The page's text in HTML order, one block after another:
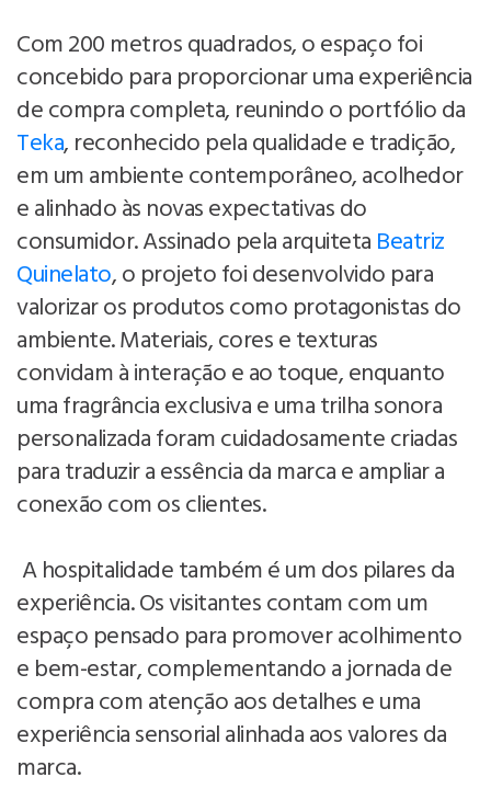
Com 200 metros quadrados, o espaço foi
concebido para proporcionar uma experiência
de compra completa, reunindo o portfólio da
Teka, reconhecido pela qualidade e tradição,
em um ambiente contemporâneo, acolhedor
e alinhado às novas expectativas do
consumidor. Assinado pela arquiteta Beatriz
Quinelato, o projeto foi desenvolvido para
valorizar os produtos como protagonistas do
ambiente. Materiais, cores e texturas
convidam à interação e ao toque, enquanto
uma fragrância exclusiva e uma trilha sonora
personalizada foram cuidadosamente criadas
para traduzir a essência da marca e ampliar a
conexão com os clientes.
A hospitalidade também é um dos pilares da
experiência. Os visitantes contam com um
espaço pensado para promover acolhimento
e bem-estar, complementando a jornada de
compra com atenção aos detalhes e uma
experiência sensorial alinhada aos valores da
marca.